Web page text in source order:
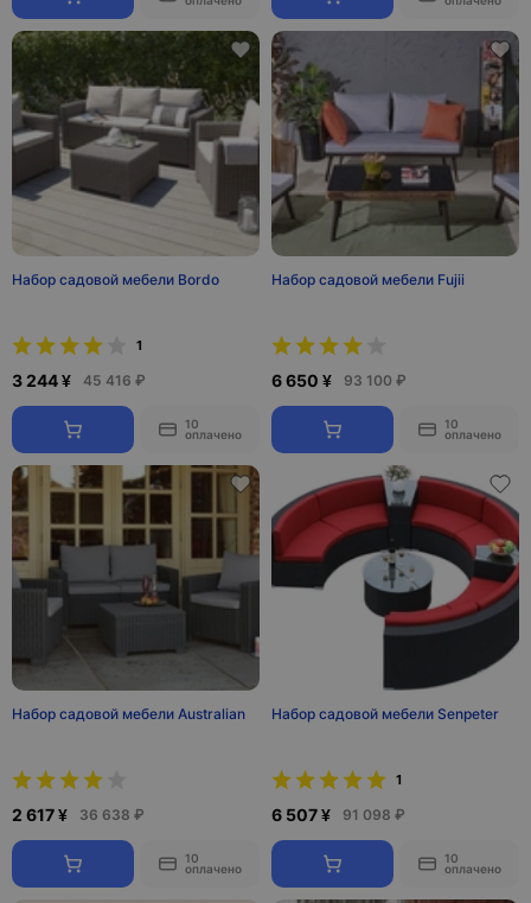
Набор садовой мебели Bordo
1
3 244 ¥ 45 416 ₽
10
оплачено
Набор садовой мебели Fujii
6 650 ¥ 93 100 ₽
10
оплачено
Набор садовой мебели Australian
2 617 ¥ 36 638 ₽
10
оплачено
Набор садовой мебели Senpeter
1
6 507 ¥ 91 098 ₽
10
оплачено